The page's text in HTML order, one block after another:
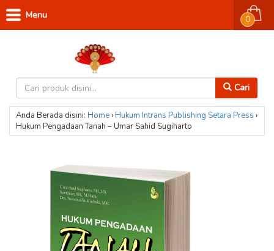
Cari
0
Menu
Anda Berada disini: Home›Hukum Intrans Publishing Setara Press ›
Hukum Pengadaan Tanah – Umar Sahid Sugiharto